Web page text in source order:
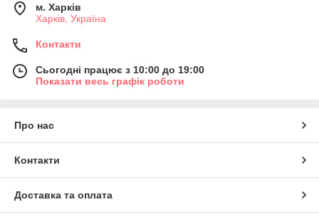
м. Харків
Харків, Україна
Контакти
Сьогодні працює з 10:00 до 19:00
Показати весь графік роботи
Про нас
Контакти
Доставка та оплата